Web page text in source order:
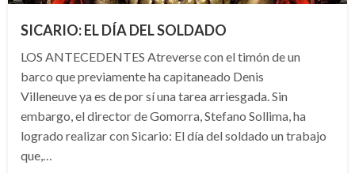
SICARIO: EL DÍA DEL SOLDADO
LOS ANTECEDENTES Atreverse con el timón de un
barco que previamente ha capitaneado Denis
Villeneuve ya es de por sí una tarea arriesgada. Sin
embargo, el director de Gomorra, Stefano Sollima, ha
logrado realizar con Sicario: El día del soldado un trabajo
que,…